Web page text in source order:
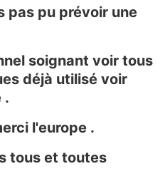
pas pu prévoir une
soignant voir tous
déjà utilisé voir
.
l'europe .
tous et toutes